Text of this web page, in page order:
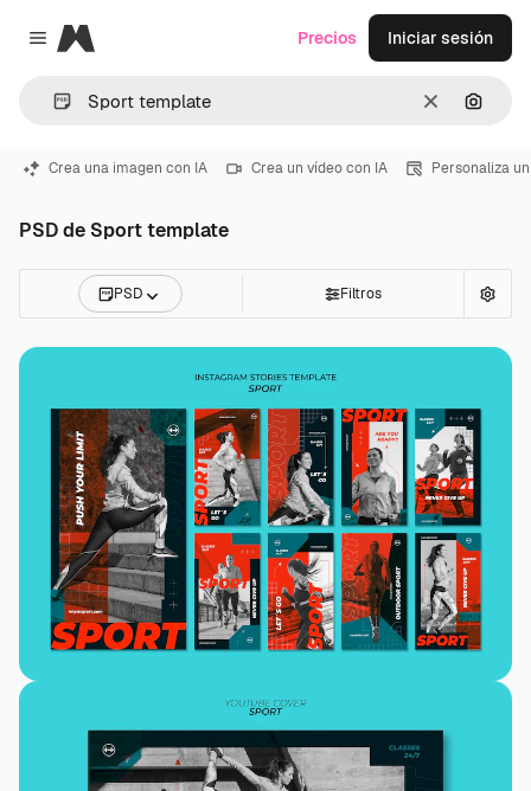
Close menu
Magnific
Borrar
Precios Iniciar sesión
Crea una imagen con IA Crea un vídeo con IA Personaliza
PSD de Sport template
PSD Filtros